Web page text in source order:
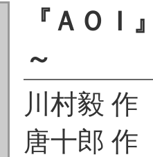
『ＡＯＩ
～
川村毅 作
唐十郎 作